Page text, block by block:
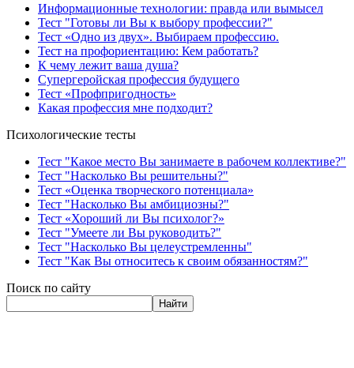
Информационные технологии: правда или вымысел
Тест "Готовы ли Вы к выбору профессии?"
Тест «Одно из двух». Выбираем профессию.
Тест на профориентацию: Кем работать?
К чему лежит ваша душа?
Супергеройская профессия будущего
Тест «Профпригодность»
Какая профессия мне подходит?
Психологические тесты
Тест "Какое место Вы занимаете в рабочем коллективе?"
Тест "Насколько Вы решительны?"
Тест «Оценка творческого потенциала»
Тест "Насколько Вы амбициозны?"
Тест «Хороший ли Вы психолог?»
Тест "Умеете ли Вы руководить?"
Тест "Насколько Вы целеустремленны"
Тест "Как Вы относитесь к своим обязанностям?"
Поиск по сайту
Найти